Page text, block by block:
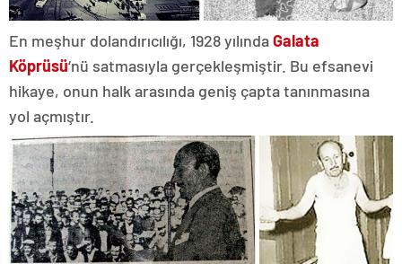
En meşhur dolandırıcılığı, 1928 yılındaGalata
Köprüsü‘nü satmasıyla gerçekleşmiştir. Bu efsanevi
hikaye, onun halk arasında geniş çapta tanınmasına
yol açmıştır.